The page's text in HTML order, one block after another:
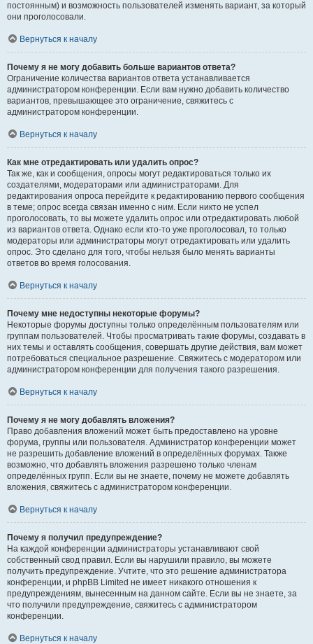
постоянным) и возможность пользователей изменять вариант, за который
они проголосовали.
Вернуться к началу
Почему я не могу добавить больше вариантов ответа?
Ограничение количества вариантов ответа устанавливается
администратором конференции. Если вам нужно добавить количество
вариантов, превышающее это ограничение, свяжитесь с
администратором конференции.
Вернуться к началу
Как мне отредактировать или удалить опрос?
Так же, как и сообщения, опросы могут редактироваться только их
создателями, модераторами или администраторами. Для
редактирования опроса перейдите к редактированию первого сообщения
в теме; опрос всегда связан именно с ним. Если никто не успел
проголосовать, то вы можете удалить опрос или отредактировать любой
из вариантов ответа. Однако если кто-то уже проголосовал, то только
модераторы или администраторы могут отредактировать или удалить
опрос. Это сделано для того, чтобы нельзя было менять варианты
ответов во время голосования.
Вернуться к началу
Почему мне недоступны некоторые форумы?
Некоторые форумы доступны только определённым пользователям или
группам пользователей. Чтобы просматривать такие форумы, создавать в
них темы и оставлять сообщения, совершать другие действия, вам может
потребоваться специальное разрешение. Свяжитесь с модератором или
администратором конференции для получения такого разрешения.
Вернуться к началу
Почему я не могу добавлять вложения?
Право добавления вложений может быть предоставлено на уровне
форума, группы или пользователя. Администратор конференции может
не разрешить добавление вложений в определённых форумах. Также
возможно, что добавлять вложения разрешено только членам
определённых групп. Если вы не знаете, почему не можете добавлять
вложения, свяжитесь с администратором конференции.
Вернуться к началу
Почему я получил предупреждение?
На каждой конференции администраторы устанавливают свой
собственный свод правил. Если вы нарушили правило, вы можете
получить предупреждение. Учтите, что это решение администратора
конференции, и phpBB Limited не имеет никакого отношения к
предупреждениям, вынесенным на данном сайте. Если вы не знаете, за
что получили предупреждение, свяжитесь с администратором
конференции.
Вернуться к началу